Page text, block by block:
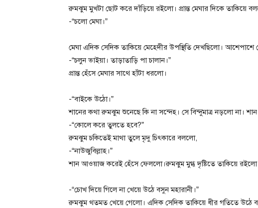
রুমঝুম মুখটা ছোট করে দাঁড়িয়ে রইলো। প্রান্ত মেঘার দিকে তাকিয়ে
-“চলো মেঘা।”
মেঘা এদিক সেদিক তাকিয়ে মেহেদীর উপস্থিতি দেখছিলো।
-“চলুন ভাইয়া। তাড়াতাড়ি পা চালান।”
প্রান্ত হেঁসে মেঘার সাথে হাঁটা ধরলো।
-“বাইকে উঠো।”
শানের কথা রুমঝুম শুনেছে কি না সন্দেহ। সে বিন্দুমাত্র নড়লো না।
-“কোলে করে তুলতে হবে?”
রুমঝুম চকিতেই মাথা তুলে মৃদু চিৎকারে বললো,
-“নাউজুবিল্লাহ।”
শান‌ আওয়াজ করেই হেঁসে ফেললো।রুমঝুম মুগ্ধ দৃষ্টিতে তাকিয়ে রইলো
-“চোখ দিয়ে গিলে না‌ খেয়ে উঠে বসুন মহারানী।”
রুমঝুম থতমত খেয়ে গেলো।‌ এদিক সেদিক তাকিয়ে ধীর গতিতে উঠে